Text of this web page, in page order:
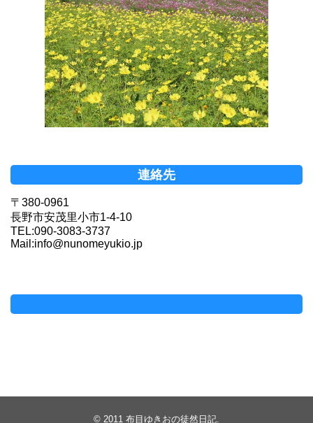
連絡先
〒380-0961
長野市安茂里小市1-4-10
TEL:090-3083-3737
Mail:info@nunomeyukio.jp
© 2011 布目ゆきおの徒然日記.